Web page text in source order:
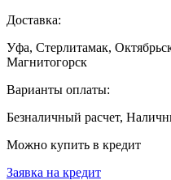
Доставка:
Уфа, Стерлитамак,
Магнитогорск
Варианты оплаты:
Безналичный расчет,
Можно купить в кредит
Заявка на кредит